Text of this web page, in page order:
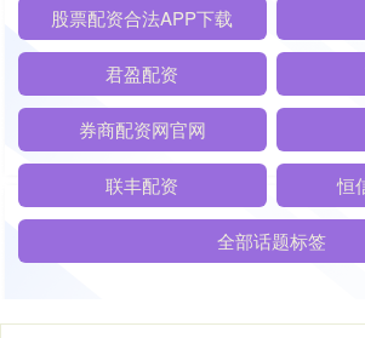
股票配资合法APP下载
君盈配资
券商配资网官网
联丰配资 恒
全部话题标签